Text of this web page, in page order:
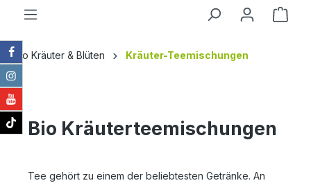
Bio Kräuter & Blüten Kräuter-Teemischungen
Bio Kräuterteemischungen
Tee gehört zu einem der beliebtesten Getränke. An